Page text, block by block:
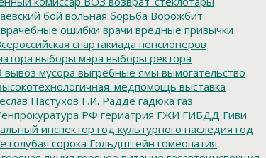
бой вольная борьба Ворожбит
врачебные ошибки врачи вредные привычки
спартакиада пенсионеров
выборы мэра выборы ректора
вывоз мусора выгребные ямы вымогательство
выставка
Пастухов Г.И. Радде гадюка газ
РФ гериатрия ГЖИ ГИБДД Гиви
инспектор год культурного наследия год
голубая сорока Гольдштейн гомеопатия